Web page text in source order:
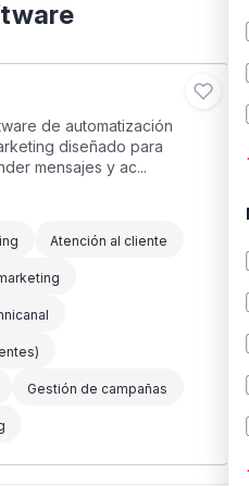
de automatización
diseñado para
mensajes y ac...
Atención al cliente
Gestión de campañas